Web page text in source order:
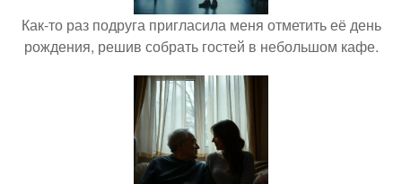
Как-то раз подруга пригласила меня отметить её день
рождения, решив собрать гостей в небольшом кафе.